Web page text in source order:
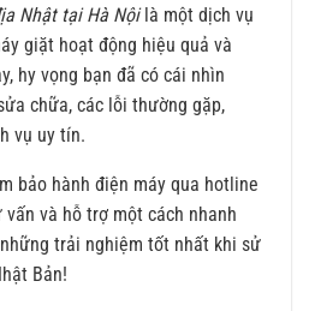
Nhật tại Hà Nộilà một dịch vụ
giặt hoạt động hiệu quả và
hy vọng bạn đã có cái nhìn
chữa, các lỗi thường gặp,
vụ uy tín.
bảo hành điện máy qua hotline
và hỗ trợ một cách nhanh
trải nghiệm tốt nhất khi sử
Bản!